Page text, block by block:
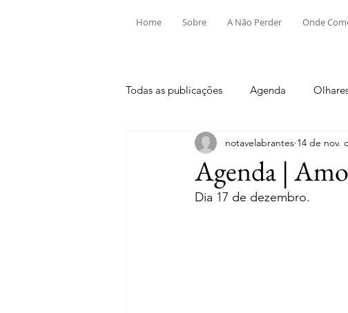
Home Sobre A Não Perder Onde
Todas as publicações Agenda
Aldeia do Mato e Souto Alvega e
Mouriscas Pego Rio de Moinhos
Agenda |
notavelabrantes 14 de nov.
Dia 17 de dezembro.